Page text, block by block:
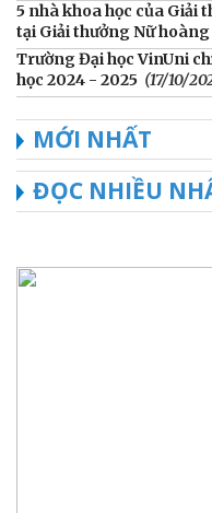
5 nhà khoa học của Giải
tại Giải thưởng Nữ
Trường Đại học VinUni
học 2024 - 2025 (17/10/
MỚI NHẤT
ĐỌC NHIỀU